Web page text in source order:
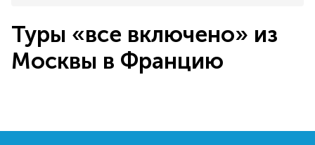
Туры «все включено» из
Москвы в Францию